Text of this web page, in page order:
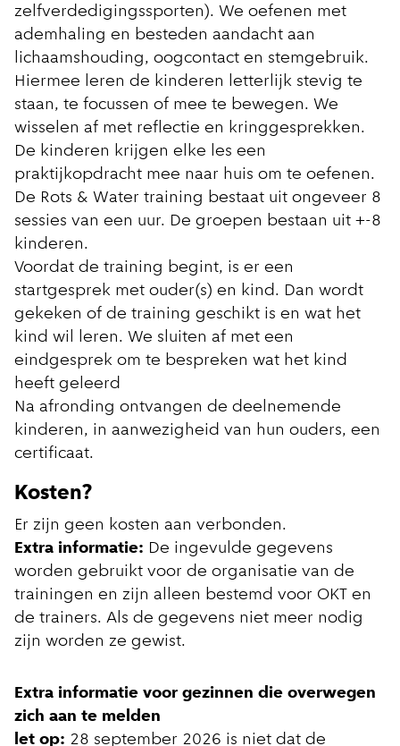
zelfverdedigingssporten). We oefenen met
ademhaling en besteden aandacht aan
lichaamshouding, oogcontact en stemgebruik.
Hiermee leren de kinderen letterlijk stevig te
staan, te focussen of mee te bewegen. We
wisselen af met reflectie en kringgesprekken.
De kinderen krijgen elke les een
praktijkopdracht mee naar huis om te oefenen.
De Rots & Water training bestaat uit ongeveer 8
sessies van een uur. De groepen bestaan uit +-8
kinderen.
Voordat de training begint, is er een
startgesprek met ouder(s) en kind. Dan wordt
gekeken of de training geschikt is en wat het
kind wil leren. We sluiten af met een
eindgesprek om te bespreken wat het kind
heeft geleerd
Na afronding ontvangen de deelnemende
kinderen, in aanwezigheid van hun ouders, een
certificaat.
Kosten?
Er zijn geen kosten aan verbonden.
Extra informatie: De ingevulde gegevens
worden gebruikt voor de organisatie van de
trainingen en zijn alleen bestemd voor OKT en
de trainers. Als de gegevens niet meer nodig
zijn worden ze gewist.
Extra informatie voor gezinnen die overwegen
zich aan te melden
let op: 28 september 2026 is niet dat de